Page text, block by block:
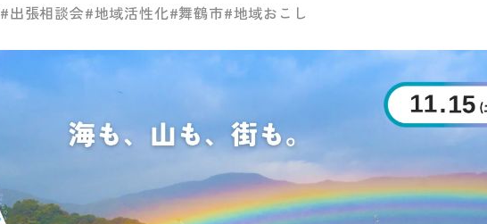
#出張相談会#地域活性化#舞鶴市#地域おこし